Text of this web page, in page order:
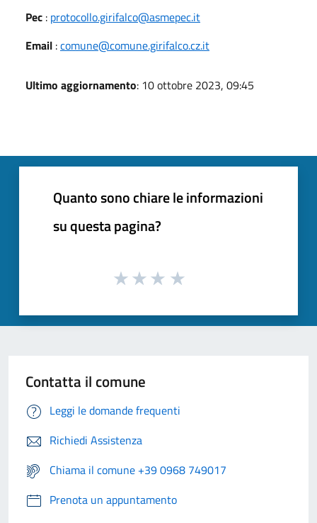
Pec : protocollo.girifalco@asmepec.it
Email :comune@comune.girifalco.cz.it
Ultimo aggiornamento: 10 ottobre 2023, 09:45
Quanto sono chiare le informazioni
su questa pagina?
Contatta il comune
Leggi le domande frequenti
Richiedi Assistenza
Chiama il comune +39 0968 749017
Prenota un appuntamento